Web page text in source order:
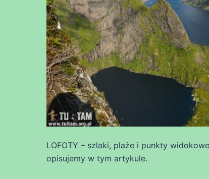
LOFOTY – szlaki, plaże i punkty
opisujemy w tym artykule.